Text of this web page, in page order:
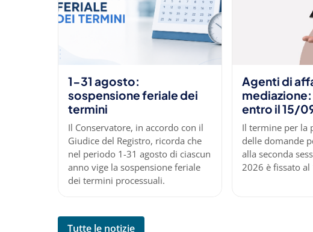
1-31 agosto:
sospensione feriale dei
termini
Il Conservatore, in accordo con il
Giudice del Registro, ricorda che
nel periodo 1-31 agosto di ciascun
anno vige la sospensione feriale
dei termini processuali.
Agenti di
entro il 15/
Il termine per la
delle domande
alla seconda
2026 è fissato
Tutte le notizie